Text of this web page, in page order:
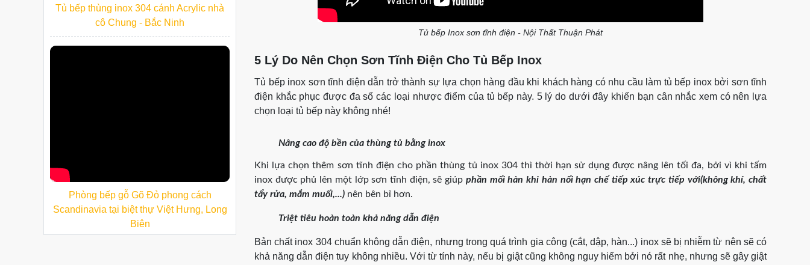
Tủ bếp Inox sơn tĩnh điện - Nội Thất Thuận Phát​
5 Lý Do Nên Chọn Sơn Tĩnh Điện Cho Tủ Bếp Inox
Tủ bếp inox sơn tĩnh điện dẫn trở thành sự lựa chọn hàng đầu khi khách hàng có nhu cầu làm tủ bếp inox bởi sơn tĩnh
điện khắc phục được đa số các loại nhược điểm của tủ bếp này. 5 lý do dưới đây khiến bạn cân nhắc xem có nên lựa
chọn loại tủ bếp này không nhé!
Nâng cao độ bền của thùng tủ bằng inox
Khi lựa chọn thêm sơn tĩnh điện cho phần thùng tủ inox 304 thì thời hạn sử dụng được nâng lên tối đa, bởi vì khi tấm
inox được phủ lên một lớp sơn tĩnh điện, sẽ giúp phần mối hàn khi hàn nối hạn chế tiếp xúc trực tiếp với(không khí, chất
tẩy rửa, mắm muối,...) nên bên bỉ hơn.
Triệt tiêu hoàn toàn khả năng dẫn điện
Bản chất inox 304 chuẩn không dẫn điện, nhưng trong quá trình gia công (cắt, dập, hàn...) inox sẽ bị nhiễm từ nên sẽ có
khả năng dẫn điện tuy không nhiều. Với từ tính này, nếu bị giật cũng không nguy hiểm bởi nó rất nhẹ, nhưng sẽ gây giật
Tủ bếp thùng inox 304 cánh Acrylic nhà
cô Chung - Bắc Ninh
Phòng bếp gỗ Gõ Đỏ phong cách
Scandinavia tại biệt thự Việt Hưng, Long
Biên